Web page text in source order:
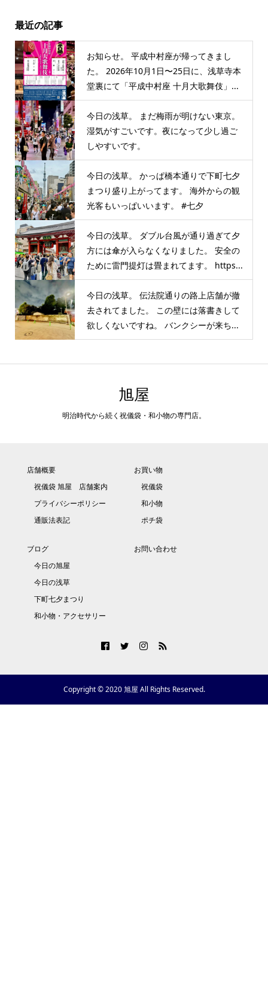
最近の記事
お知らせ。 平成中村座が帰ってきまし
た。 2026年10月1日〜25日に、浅草寺本
堂裏にて「平成中村座 十月大歌舞伎」...
今日の浅草。 まだ梅雨が明けない東京。
湿気がすごいです。夜になって少し過ご
しやすいです。
今日の浅草。 かっぱ橋本通りで下町七夕
まつり盛り上がってます。 海外からの観
光客もいっぱいいます。 #七夕
今日の浅草。 ダブル台風が通り過ぎて夕
方には傘が入らなくなりました。 安全の
ために雷門提灯は畳まれてます。 https...
今日の浅草。 伝法院通りの路上店舗が撤
去されてました。 この壁には落書きして
欲しくないですね。 バンクシーが来ち...
旭屋
明治時代から続く祝儀袋・和小物の専門店。
店舗概要
祝儀袋 旭屋 店舗案内
プライバシーポリシー
通販法表記
お買い物
祝儀袋
和小物
ポチ袋
ブログ
今日の旭屋
今日の浅草
下町七夕まつり
和小物・アクセサリー
お問い合わせ
Copyright © 2020 旭屋 All Rights Reserved.